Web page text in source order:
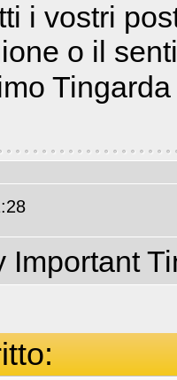
i vostri
o il
Important